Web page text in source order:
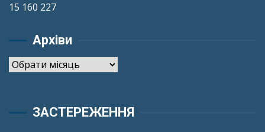
15 160 227
Архіви
Архіви
ЗАСТЕРЕЖЕННЯ